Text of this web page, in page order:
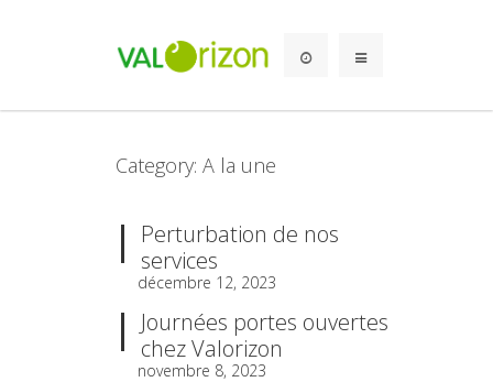
Category: A la une
Perturbation de nos
services
décembre 12, 2023
Journées portes ouvertes
chez Valorizon
novembre 8, 2023